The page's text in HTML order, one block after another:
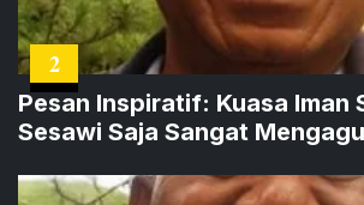
2
Pesan Inspiratif: Kuasa Iman
Sesawi Saja Sangat